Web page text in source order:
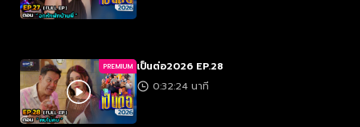
PREMIUM เป็นต่อ2026 EP.28
0:32:24 นาที